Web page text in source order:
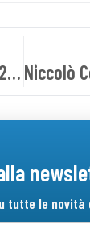
Il calendario 2024-25 degli azzurri
tutte le novità